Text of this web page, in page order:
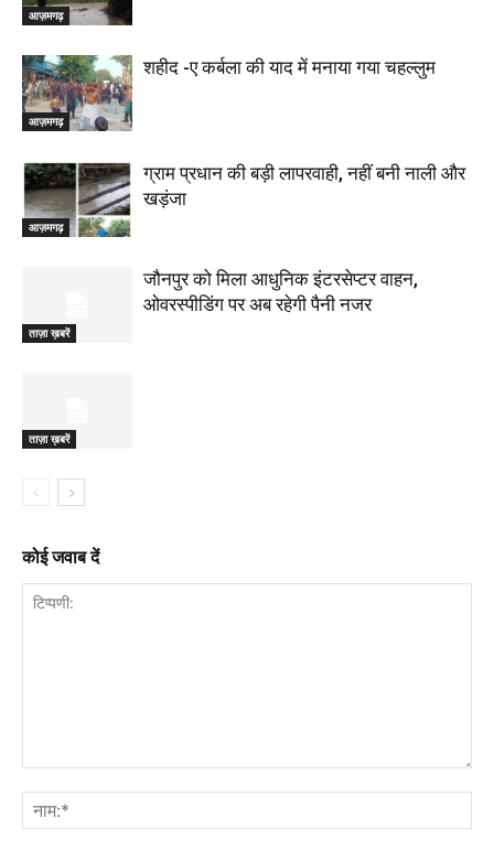
आज़मगढ़
आज़मगढ़
शहीद -ए कर्बला की याद में मनाया गया चहल्लुम
आज़मगढ़
ग्राम प्रधान की बड़ी लापरवाही, नहीं बनी नाली और
खड़ंजा
ताज़ा ख़बरें
जौनपुर को मिला आधुनिक इंटरसेप्टर वाहन,
ओवरस्पीडिंग पर अब रहेगी पैनी नजर
ताज़ा ख़बरें
कोई जवाब दें